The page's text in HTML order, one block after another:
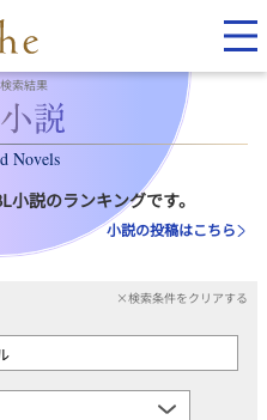
索結果
Novels
説のランキングです。
小説の投稿はこちら
×検索条件をクリアする